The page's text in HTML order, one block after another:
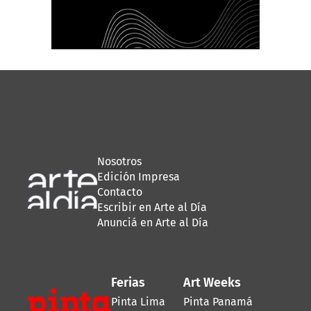
Nosotros
Edición Impresa
Contacto
Escribir en Arte al Día
Anunciá en Arte al Día
Ferias
Pinta Lima
Art Weeks
Pinta Panamá